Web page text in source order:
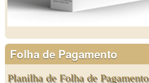
Folha de Pagamento
Planilha de Folha de Pagamento